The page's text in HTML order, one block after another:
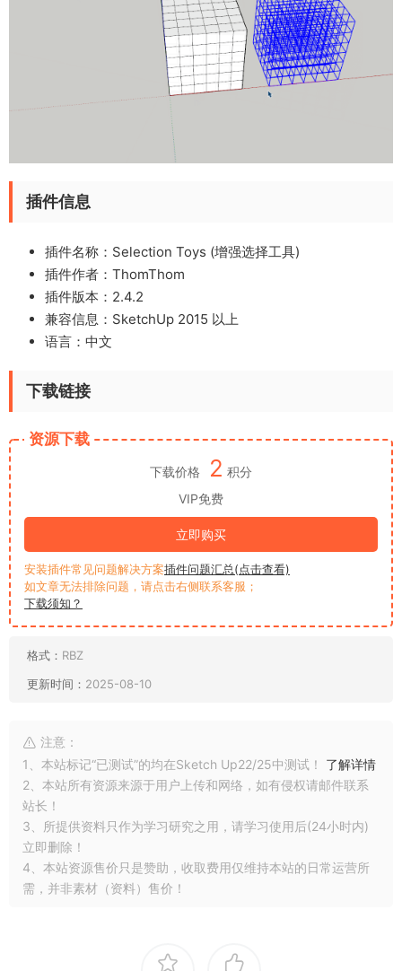
插件信息
插件名称：Selection Toys (增强选择工具)
插件作者：ThomThom
插件版本：2.4.2
兼容信息：SketchUp 2015 以上
语言：中文
下载链接
资源下载
下载价格 2 积分
VIP免费
立即购买
安装插件常见问题解决方案插件问题汇总(点击查看)
如文章无法排除问题，请点击右侧联系客服；
下载须知？
格式： RBZ
更新时间： 2025-08-10
注意：
1、本站标记“已测试”的均在Sketch Up22/25中测试！ 了解详情
2、本站所有资源来源于用户上传和网络，如有侵权请邮件联系
站长！
3、所提供资料只作为学习研究之用，请学习使用后(24小时内)
立即删除！
4、本站资源售价只是赞助，收取费用仅维持本站的日常运营所
需，并非素材（资料）售价！